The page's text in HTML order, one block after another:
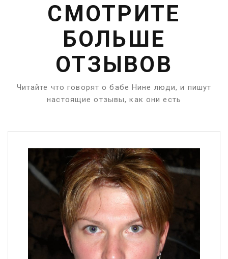
СМОТРИТЕ
БОЛЬШЕ
ОТЗЫВОВ
Читайте что говорят о бабе Нине люди, и пишут
настоящие отзывы, как они есть